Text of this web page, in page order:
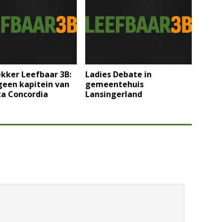
Leefbaar 3B:
kapitein van
Concordia
Ladies Debate in
gemeentehuis
Lansingerland